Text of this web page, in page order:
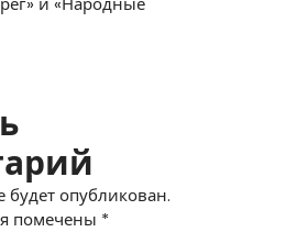
опубликован.
помечены *